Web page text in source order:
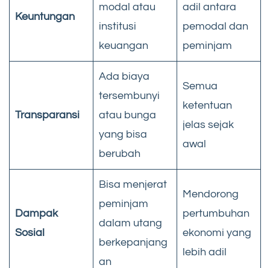
Keuntungan
modal atau
institusi
keuangan
adil antara
pemodal dan
peminjam
Transparansi
Ada biaya
tersembunyi
atau bunga
yang bisa
berubah
Semua
ketentuan
jelas sejak
awal
Dampak
Sosial
Bisa menjerat
peminjam
dalam utang
berkepanjang
an
Mendorong
pertumbuhan
ekonomi yang
lebih adil